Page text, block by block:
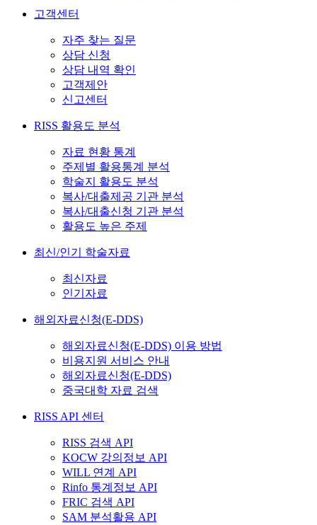
고객센터
자주 찾는 질문
상담 신청
상담 내역 확인
고객제안
신고센터
RISS 활용도 분석
자료 현황 통계
주제별 활용통계 분석
학술지 활용도 분석
복사/대출제공 기관 분석
복사/대출신청 기관 분석
활용도 높은 주제
최신/인기 학술자료
최신자료
인기자료
해외자료신청(E-DDS)
해외자료신청(E-DDS) 이용 방법
비용지원 서비스 안내
해외자료신청(E-DDS)
중국대학 자료 검색
RISS API 센터
RISS 검색 API
KOCW 강의정보 API
WILL 연계 API
Rinfo 통계정보 API
FRIC 검색 API
SAM 분석활용 API